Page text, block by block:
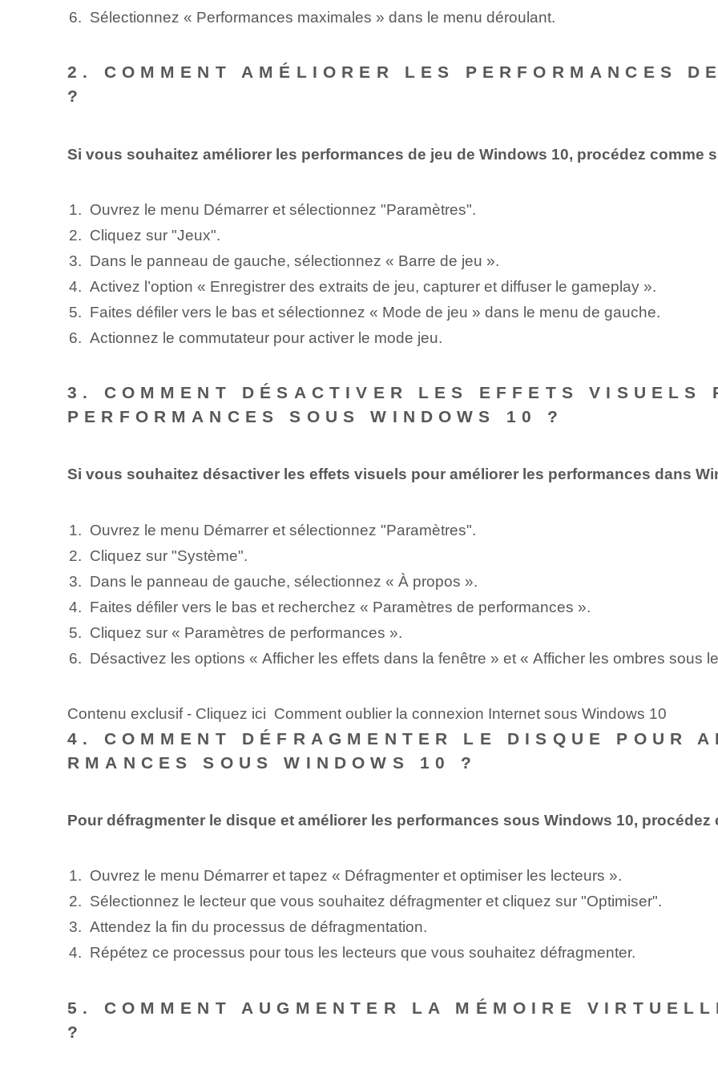
Sélectionnez « Performances maximales » dans le menu déroulant.
2. COMMENT AMÉLIORER LES PERFORMANCES
?
Si vous souhaitez améliorer les performances de jeu de Windows 10, procédez comme
Ouvrez le menu Démarrer et sélectionnez "Paramètres".
Cliquez sur "Jeux".
Dans le panneau de gauche, sélectionnez « Barre de jeu ».
Activez l’option « Enregistrer des extraits de jeu, capturer et diffuser le gameplay ».
Faites défiler vers le bas et sélectionnez « Mode de jeu » dans le menu de gauche.
Actionnez le commutateur pour activer le mode jeu.
3. COMMENT DÉSACTIVER LES EFFETS VISUELS
PERFORMANCES SOUS WINDOWS 10 ?
Si vous souhaitez désactiver les effets visuels pour améliorer les performances dans
Ouvrez le menu Démarrer et sélectionnez "Paramètres".
Cliquez sur "Système".
Dans le panneau de gauche, sélectionnez « À propos ».
Faites défiler vers le bas et recherchez « Paramètres de performances ».
Cliquez sur « Paramètres de performances ».
Désactivez les options « Afficher les effets dans la fenêtre » et « Afficher les ombres sous
Contenu exclusif - Cliquez ici Comment oublier la connexion Internet sous Windows 10
4. COMMENT DÉFRAGMENTER LE DISQUE POUR
RMANCES SOUS WINDOWS 10 ?
Pour défragmenter le disque et améliorer les performances sous Windows 10, procédez
Ouvrez le menu Démarrer et tapez « Défragmenter et optimiser les lecteurs ».
Sélectionnez le lecteur que vous souhaitez défragmenter et cliquez sur "Optimiser".
Attendez la fin du processus de défragmentation.
Répétez ce processus pour tous les lecteurs que vous souhaitez défragmenter.
5. COMMENT AUGMENTER LA MÉMOIRE
?